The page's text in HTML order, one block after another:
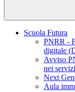
Scuola Futura
PNRR -
digitale
Avviso
nei
Next
Aula